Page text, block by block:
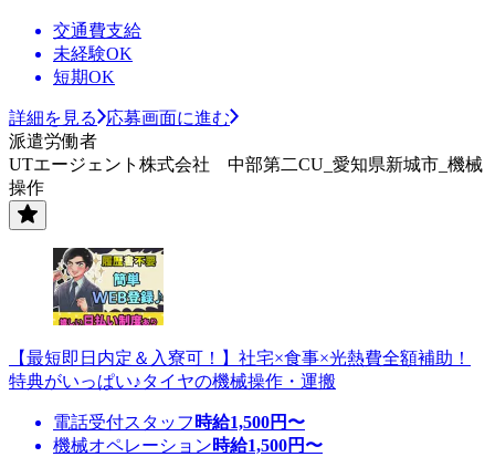
交通費支給
未経験OK
短期OK
詳細を見る
応募画面に進む
派遣労働者
UTエージェント株式会社 中部第二CU_愛知県新城市_機械
操作
【最短即日内定＆入寮可！】社宅×食事×光熱費全額補助！
特典がいっぱい♪タイヤの機械操作・運搬
電話受付スタッフ 時給1,500円〜
機械オペレーション時給1,500円〜